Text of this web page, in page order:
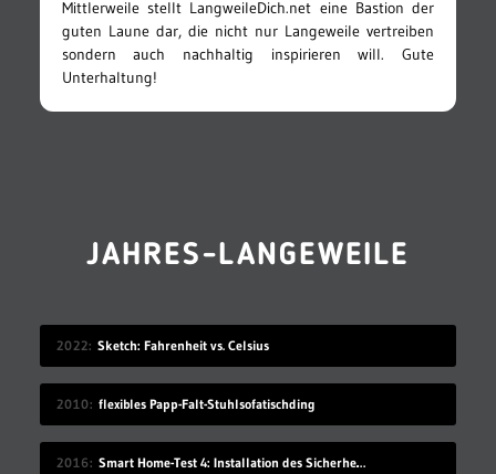
Mittlerweile stellt LangweileDich.net eine Bastion der
guten Laune dar, die nicht nur Langeweile vertreiben
sondern auch nachhaltig inspirieren will. Gute
Unterhaltung!
JAHRES-LANGEWEILE
2022 Sketch: Fahrenheit vs. Celsius
2010 flexibles Papp-Falt-Stuhlsofatischding
2016 Smart Home-Test 4: Installation des Sicherheitssystems